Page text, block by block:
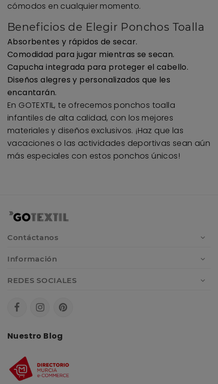
cómodos en cualquier momento.
Beneficios de Elegir Ponchos Toalla
Absorbentes y rápidos de secar.
Comodidad para jugar mientras se secan.
Capucha integrada para proteger el cabello.
Diseños alegres y personalizados que les
encantarán.
En GOTEXTIL, te ofrecemos ponchos toalla
infantiles de alta calidad, con los mejores
materiales y diseños exclusivos. ¡Haz que las
vacaciones o las actividades deportivas sean aún
más especiales con estos ponchos únicos!
Contáctanos
Información
REDES SOCIALES
Nuestro Blog